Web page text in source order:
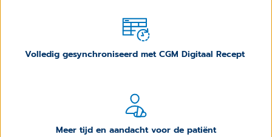
Volledig gesynchroniseerd met CGM Digitaal Recept
Meer tijd en aandacht voor de patiënt